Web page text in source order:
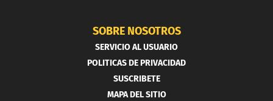
SOBRE NOSOTROS
SERVICIO AL USUARIO
POLITICAS DE PRIVACIDAD
SUSCRIBETE
MAPA DEL SITIO